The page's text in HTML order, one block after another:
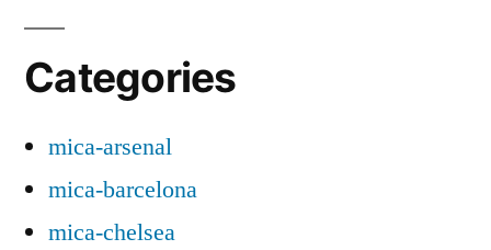
Categories
mica-arsenal
mica-barcelona
mica-chelsea